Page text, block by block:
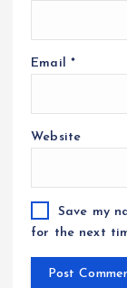
Email *
Website
Save my
for the next